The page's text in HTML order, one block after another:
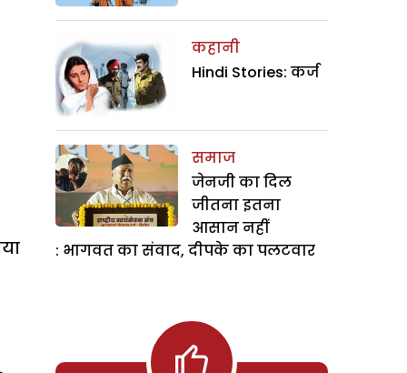
कहानी
Hindi Stories: कर्ज
समाज
जेनजी का दिल
जीतना इतना
आसान नहीं
: भागवत का संवाद, दीपके का पलटवार